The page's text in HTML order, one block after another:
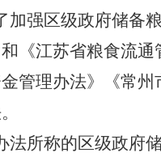
加强区级政府储备
《江苏省粮食流
管理办法》《常
法所称的区级政府